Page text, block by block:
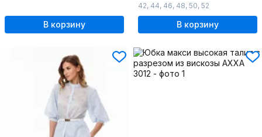
В корзину
42, 44, 46, 48, 50, 52
В корзину